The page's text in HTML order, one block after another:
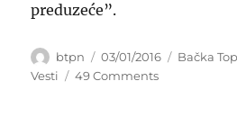
preduzeće”.
Author
btpn
Posted
on
03/01/2016 Bačka
Vesti
49 Commentson